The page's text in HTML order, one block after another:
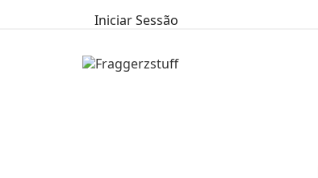
Iniciar Sessão